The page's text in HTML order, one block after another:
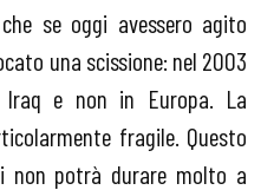
se oggi avessero agito
una scissione: nel 2003
e non in Europa. La
fragile. Questo
non potrà durare molto a